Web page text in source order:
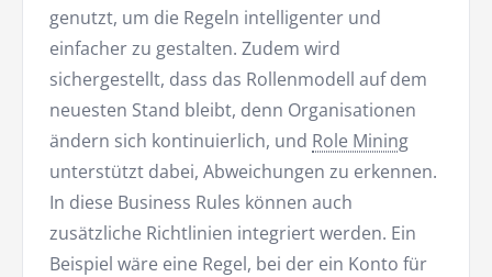
genutzt, um die Regeln intelligenter und
einfacher zu gestalten. Zudem wird
sichergestellt, dass das Rollenmodell auf dem
neuesten Stand bleibt, denn Organisationen
ändern sich kontinuierlich, und Role Mining
unterstützt dabei, Abweichungen zu erkennen.
In diese Business Rules können auch
zusätzliche Richtlinien integriert werden. Ein
Beispiel wäre eine Regel, bei der ein Konto für